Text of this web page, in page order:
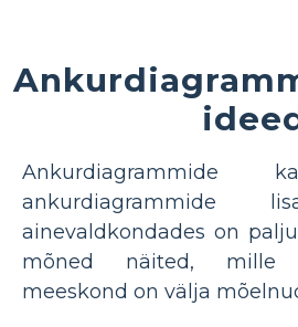
Ankurdiagrammide
ankurdiagrammide
ainevaldkondades on
mõned näited, mille
meeskond on välja